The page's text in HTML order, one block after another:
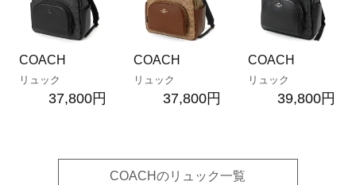
COACH
リュック
37,800円
COACH
リュック
37,800円
COACH
リュック
39,800円
COACHのリュック一覧